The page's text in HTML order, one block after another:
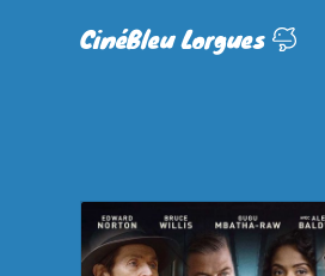
CinéBleu Lorgues